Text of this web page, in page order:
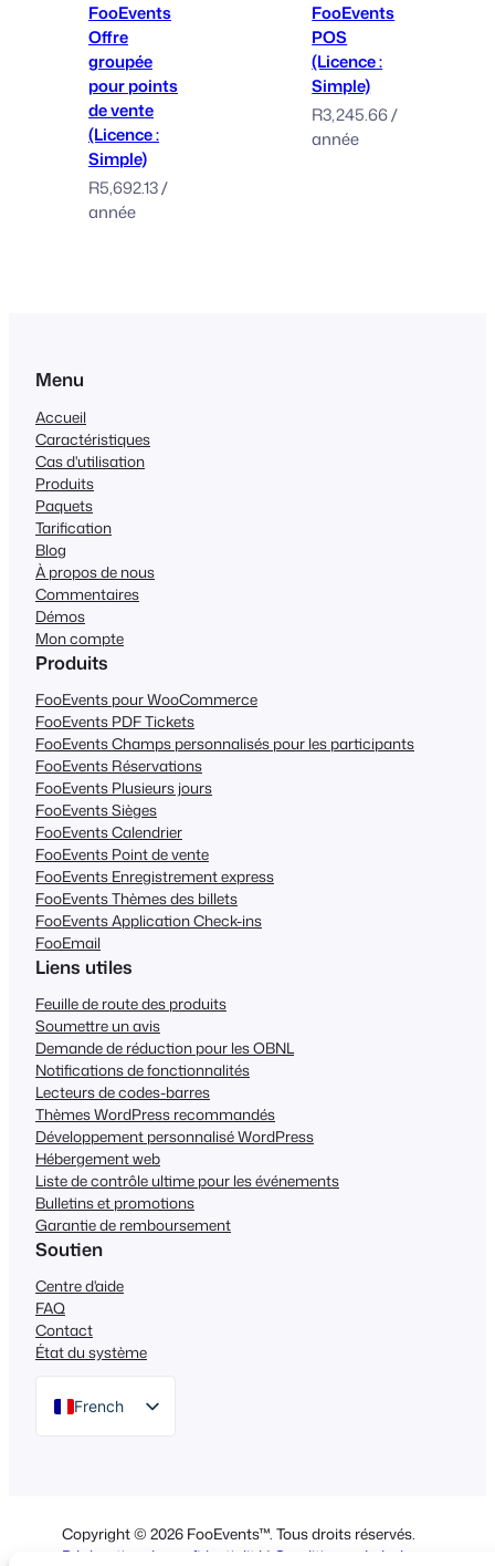
FooEvents
Offre
groupée
pour points
de vente
(Licence :
Simple)
R5,692.13/
année
FooEvents
POS
(Licence :
Simple)
R3,245.66/
année
Menu
Accueil
Caractéristiques
Cas d'utilisation
Produits
Paquets
Tarification
Blog
À propos de nous
Commentaires
Démos
Mon compte
Produits
FooEvents pour WooCommerce
FooEvents PDF Tickets
FooEvents Champs personnalisés pour les participants
FooEvents Réservations
FooEvents Plusieurs jours
FooEvents Sièges
FooEvents Calendrier
FooEvents Point de vente
FooEvents Enregistrement express
FooEvents Thèmes des billets
FooEvents Application Check-ins
FooEmail
Liens utiles
Feuille de route des produits
Soumettre un avis
Demande de réduction pour les OBNL
Notifications de fonctionnalités
Lecteurs de codes-barres
Thèmes WordPress recommandés
Développement personnalisé WordPress
Hébergement web
Liste de contrôle ultime pour les événements
Bulletins et promotions
Garantie de remboursement
Soutien
Centre d'aide
FAQ
Contact
État du système
French
Spanish
Copyright © 2026 FooEvents™. Tous droits réservés.
Déclaration de confidentialité | Conditions générales